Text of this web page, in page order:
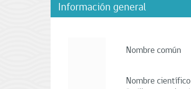
Información general
Nombre común
Nombre científico